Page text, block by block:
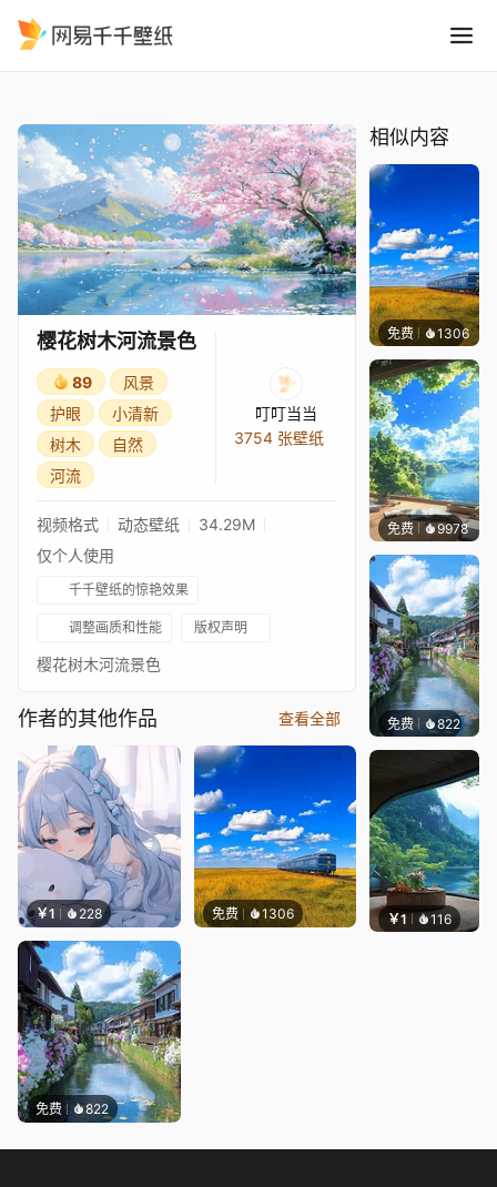
樱花树木河流景色
89
风景
护眼
小清新
树木
自然
河流
叮叮当当
3754 张壁纸
视频格式 动态壁纸
34.29M
仅个人使用
千千壁纸的惊艳效果
调整画质和性能 版权声明
樱花树木河流景色
作者的其他作品 查看全部
￥1 228 免费 1306
免费 822
相似内容
免费 1306叮叮
免费 9978叮叮
免费 822叮叮
￥1 116叮叮